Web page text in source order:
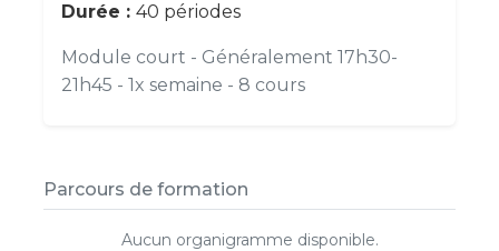
Durée : 40 périodes
Module court - Généralement 17h30-
21h45 - 1x semaine - 8 cours
Parcours de formation
Aucun organigramme disponible.